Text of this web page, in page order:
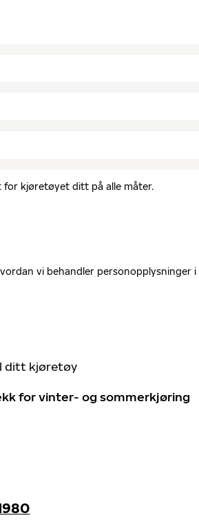
for kjøretøyet ditt på alle måter.
vi behandler personopplysninger i
ditt kjøretøy
for vinter- og sommerkjøring